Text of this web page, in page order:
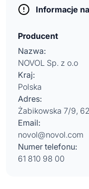
Informacje
Producent
Nazwa:
NOVOL Sp. z o.o
Kraj:
Polska
Adres:
Żabikowska 7/9,
Email:
novol@novol.com
Numer telefonu:
61 810 98 00